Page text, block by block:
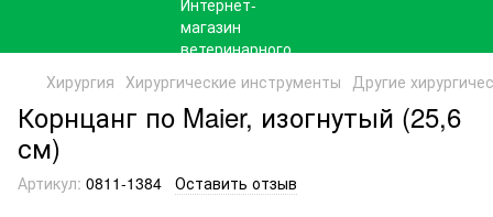
Хирургия Хирургические инструменты Другие
Корнцанг по Maier, изогнутый (25,6
см)
Артикул: 0811-1384 Оставить отзыв